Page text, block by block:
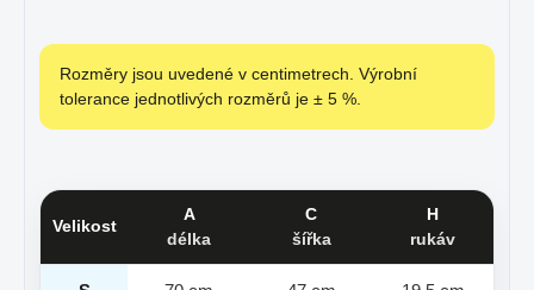
Rozměry jsou uvedené v centimetrech. Výrobní
tolerance jednotlivých rozměrů je ± 5 %.
Velikost
A
délka
C
šířka
H
rukáv